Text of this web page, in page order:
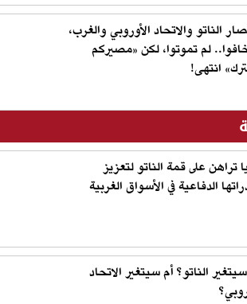
الناتو والاتحاد الأوروبي والغرب،
لم تموتوا، لكن «مصيركم
انتهى!
تراهن على قمة الناتو لتعزيز
الدفاعية في الأسواق الغربية
الناتو؟ أم سيتغير الاتحاد